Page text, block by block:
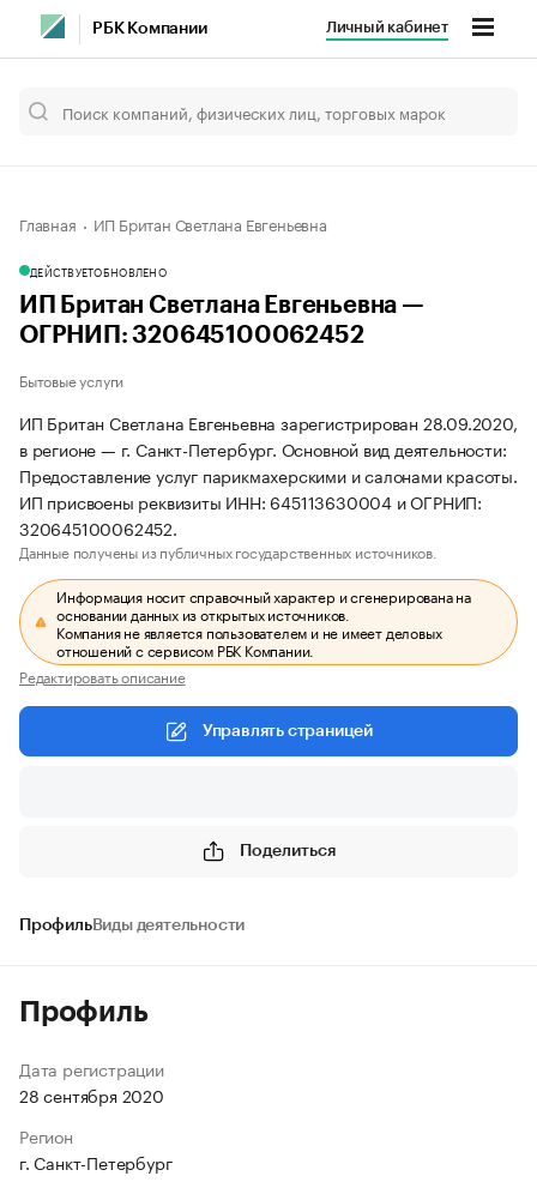
РБК Компании Личный кабинет
Главная ИП Британ Светлана Евгеньевна
ДЕЙСТВУЕТОБНОВЛЕНО
ИП Британ Светлана Евгеньевна —
ОГРНИП: 320645100062452
Бытовые услуги
ИП Британ Светлана Евгеньевна зарегистрирован 28.09.2020,
в регионе — г. Санкт-Петербург. Основной вид деятельности:
Предоставление услуг парикмахерскими и салонами красоты.
ИП присвоены реквизиты ИНН: 645113630004 и ОГРНИП:
320645100062452.
Данные получены из публичных государственных источников.
Информация носит справочный характер и сгенерирована на
основании данных из открытых источников.
Компания не является пользователем и не имеет деловых
отношений с сервисом РБК Компании.
Редактировать описание
Управлять страницей
Поделиться
ПрофильВиды деятельности
Профиль
Дата регистрации
28 сентября 2020
Регион
г. Санкт-Петербург